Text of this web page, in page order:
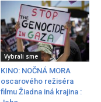
Vybrali sme
KINO: NOČNÁ MORA
oscarového režiséra
filmu Žiadna iná krajina :